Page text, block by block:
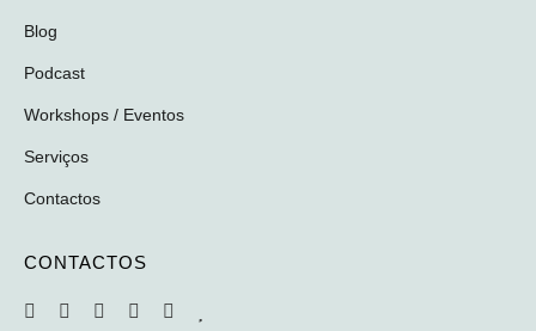
Blog
Podcast
Workshops / Eventos
Serviços
Contactos
CONTACTOS